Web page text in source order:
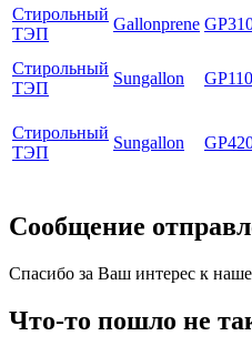
Стирольный
ТЭП
Gallonprene
Стирольный
ТЭП
Sungallon
Стирольный
ТЭП
Sungallon
Сообщение
Спасибо за Ваш интерес к
Что-то пошло не